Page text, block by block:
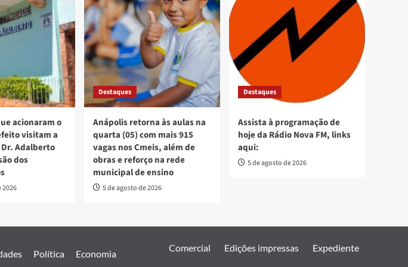
acionaram o
visitam a
Adalberto
dos
2026
Destaques
Anápolis retorna às aulas na
quarta (05) com mais 915
vagas nos Cmeis, além de
obras e reforço na rede
municipal de ensino
5 de agosto de 2026
Destaques
Assista à programação de
hoje da Rádio Nova FM, links
aqui:
5 de agosto de 2026
Política
Economia
Comercial Edições impressas Expediente